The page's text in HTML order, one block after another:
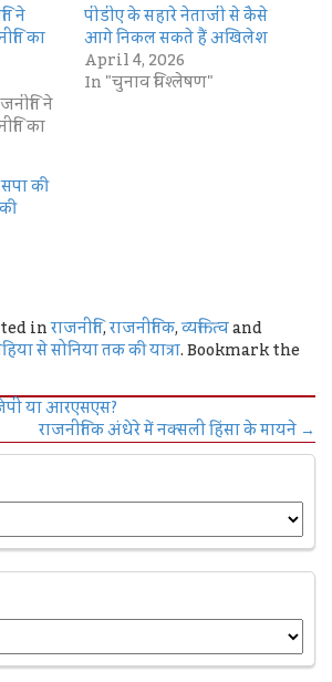
ने
का
ने
का
पीडीए के सहारे नेताजी से कैसे
आगे निकल सकते हैं अखिलेश
April 4, 2026
In "चुनाव विश्लेषण"
की
inराजनीति,राजनीतिक,व्यक्तित्वand
से सोनिया तक की यात्रा. Bookmark the
या आरएसएस?
राजनीतिक अंधेरे में नक्सली हिंसा के मायने→